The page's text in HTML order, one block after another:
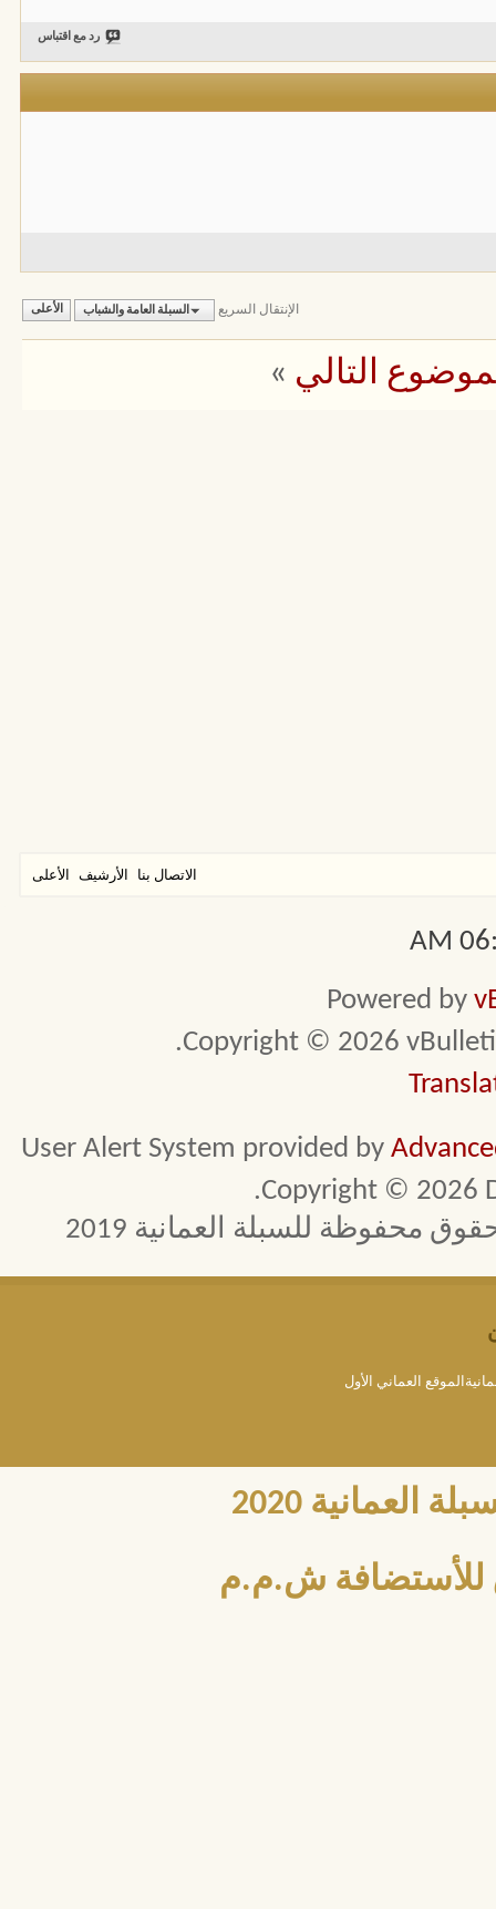
رد مع اقتباس
الإنتقال السريع السبلة العامة والشباب الأعلى
التالي »
الاتصال بنا الأرشيف الأعلى
Powered by
Copyright © 2026
User Alert System provided by
Copyright © 2026
محفوظة للسبلة العمانية 2019
العماني الأول
2020
للأستضافة ش.م.م